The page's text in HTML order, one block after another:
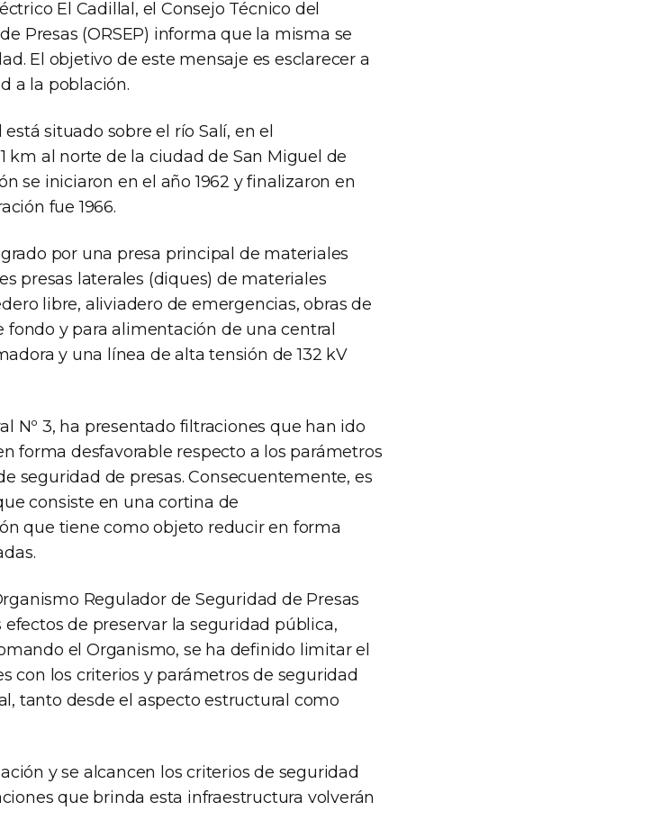
El Cadillal, el Consejo Técnico del
Presas (ORSEP) informa que la misma se
El objetivo de este mensaje es esclarecer a
a la población.
situado sobre el río Salí, en el
km al norte de la ciudad de San Miguel de
se iniciaron en el año 1962 y finalizaron en
fue 1966.
por una presa principal de materiales
presas laterales (diques) de materiales
libre, aliviadero de emergencias, obras de
y para alimentación de una central
y una línea de alta tensión de 132 kV
Nº 3, ha presentado filtraciones que han ido
forma desfavorable respecto a los parámetros
seguridad de presas. Consecuentemente, es
consiste en una cortina de
que tiene como objeto reducir en forma
Regulador de Seguridad de Presas
de preservar la seguridad pública,
el Organismo, se ha definido limitar el
con los criterios y parámetros de seguridad
tanto desde el aspecto estructural como
y se alcancen los criterios de seguridad
que brinda esta infraestructura volverán